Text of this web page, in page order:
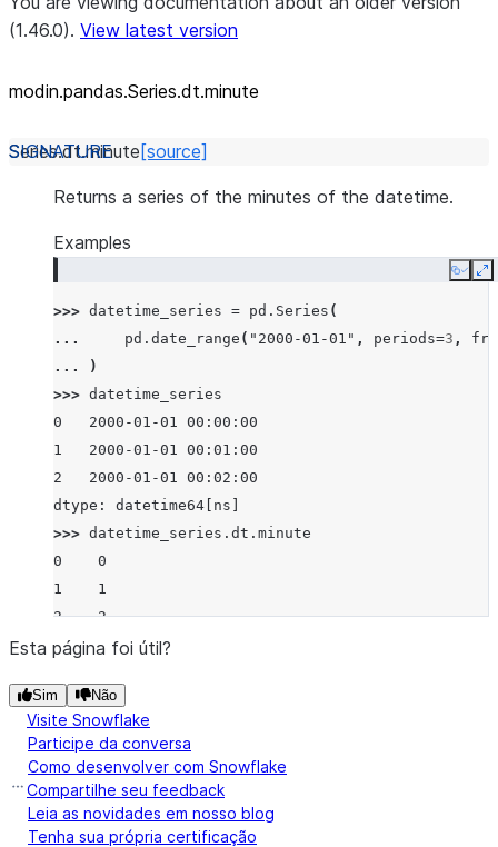
(1.46.0). View latest version
modin.pandas.Series.dt.minute
Series.dt.minute [source]
Returns a series of the minutes of the datetime.
Examples
Copy
>>> datetime_series = pd . Series (
...
pd . date_range ( "2000-01-01" , periods=3 ,
...
)
>>> datetime_series
0   2000-01-01 00:00:00
1   2000-01-01 00:01:00
2   2000-01-01 00:02:00
dtype: datetime64[ns]
>>> datetime_series . dt . minute
0    0
1    1
2    2
dtype: int8
Esta página foi útil?
Sim Não
Visite Snowflake
Participe da conversa
Como desenvolver com Snowflake
Compartilhe seu feedback
Leia as novidades em nosso blog
Tenha sua própria certificação